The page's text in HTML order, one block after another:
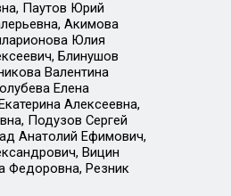
Паутов Юрий
Акимова
Юлия
Блинушов
Валентина
Елена
Алексеевна,
Подузов Сергей
Анатолий Ефимович,
Вицин
Федоровна, Резник